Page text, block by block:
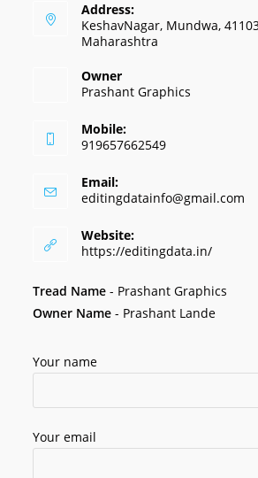
Address:
KeshavNagar, Mundwa,
Maharashtra
Owner
Prashant Graphics
Mobile:
919657662549
Email:
editingdatainfo@gmail.com
Website:
https://editingdata.in/
Tread Name - Prashant Graphics
Owner Name- Prashant Lande
Your name
Your email